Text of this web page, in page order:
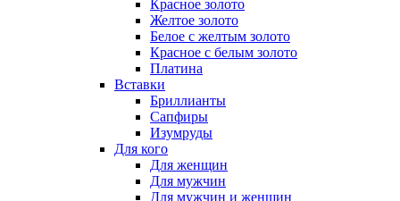
Красное золото
Желтое золото
Белое с желтым золото
Красное с белым золото
Платина
Вставки
Бриллианты
Сапфиры
Изумруды
Для кого
Для женщин
Для мужчин
Для мужчин и женщин